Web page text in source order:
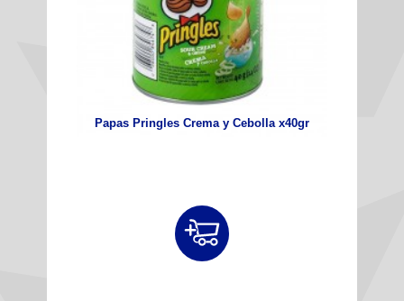
Papas Pringles Crema y Cebolla x40gr